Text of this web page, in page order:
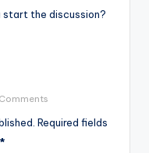
start the discussion?
Required fields
*